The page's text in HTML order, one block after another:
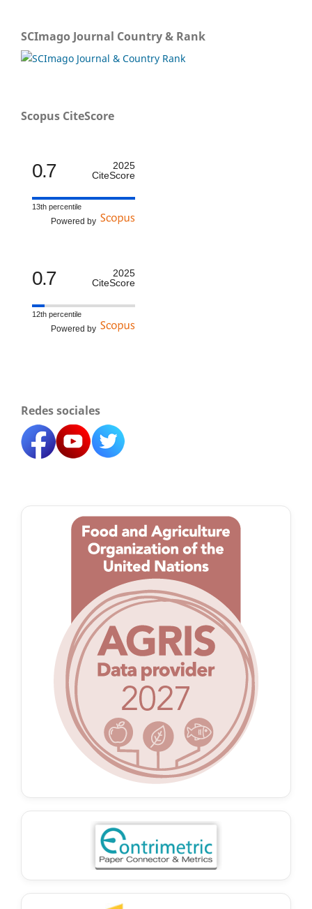
SCImago Journal Country & Rank
Scopus CiteScore
0.7
2025
CiteScore
13th percentile
Powered by
0.7
2025
CiteScore
12th percentile
Powered by
Redes sociales